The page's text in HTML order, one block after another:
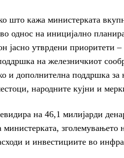
што кажа министерката
однос на иницијално
јасно утврдени приоритети
на железничкиот
и дополнителна поддршка за
народните кујни и
на 46,1 милијарди
зголемувањето
и инвестициите во